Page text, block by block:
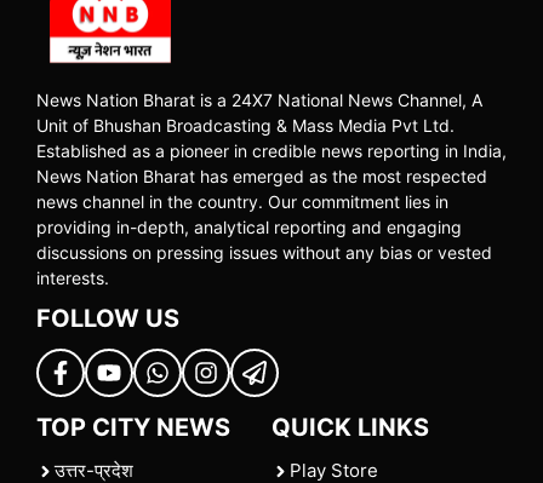
News Nation Bharat is a 24X7 National News Channel, A
Unit of Bhushan Broadcasting & Mass Media Pvt Ltd.
Established as a pioneer in credible news reporting in India,
News Nation Bharat has emerged as the most respected
news channel in the country. Our commitment lies in
providing in-depth, analytical reporting and engaging
discussions on pressing issues without any bias or vested
interests.
FOLLOW US
TOP CITY NEWS
उत्तर-प्रदेश
QUICK LINKS
Play Store